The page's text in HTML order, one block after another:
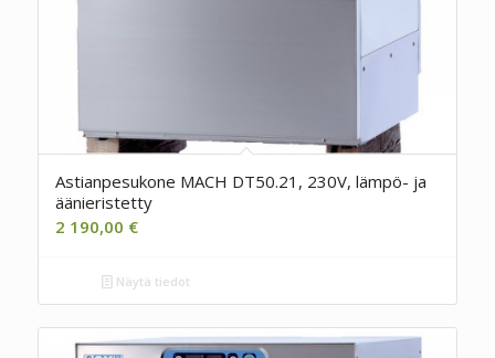
Astianpesukone MACH DT50.21, 230V, lämpö- ja
äänieristetty
2 190,00 €
Näytä tiedot